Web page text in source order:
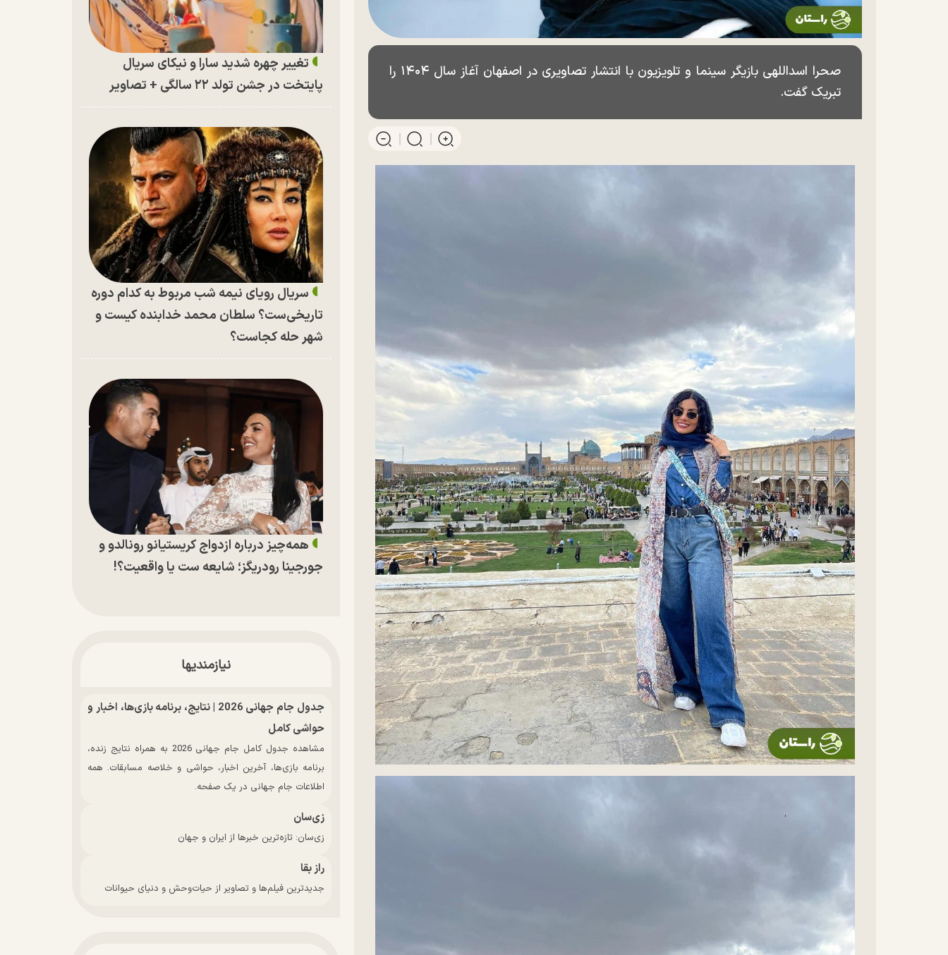
صحرا اسداللهی بازیگر سینما و تلویزیون با انتشار تصاویری در اصفهان آغاز سال ۱۴۰۴ را
تبریک گفت.
تغییر چهره شدید سارا و نیکای سریال
پایتخت در جشن تولد ۲۲ سالگی + تصاویر
سریال رویای نیمه شب مربوط به کدام دوره
تاریخی‌ست؟ سلطان محمد خدابنده کیست و
شهر حله کجاست؟
همه‌چیز درباره ازدواج کریستیانو رونالدو و
جورجینا رودریگز؛ شایعه ست یا واقعیت؟!
نیازمندیها
جدول جام جهانی 2026 | نتایج، برنامه بازی‌ها، اخبار و
حواشی کامل
مشاهده جدول کامل جام جهانی 2026 به همراه نتایج زنده،
برنامه بازی‌ها، آخرین اخبار، حواشی و خلاصه مسابقات. همه
اطلاعات جام جهانی در یک صفحه.
زی‌سان
زی‌سان: تازه‌ترین خبرها از ایران و جهان
راز بقا
جدیدترین فیلم‌ها و تصاویر از حیات‌وحش و دنیای حیوانات